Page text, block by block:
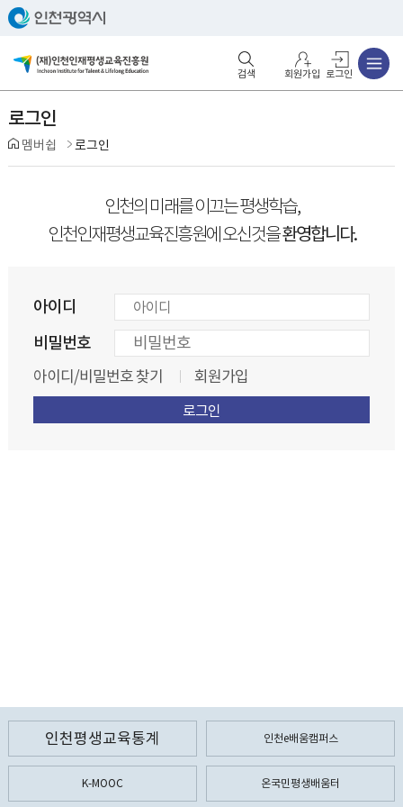
회원가입 로그인
로그인
멤버쉽 로그인
인천의 미래를 이끄는 평생학습,
인천인재평생교육진흥원에 오신것을환영합니다.
아이디
비밀번호
아이디/비밀번호 찾기 회원가입
인천평생교육통계 인천e배움캠퍼스
K-MOOC 온국민평생배움터